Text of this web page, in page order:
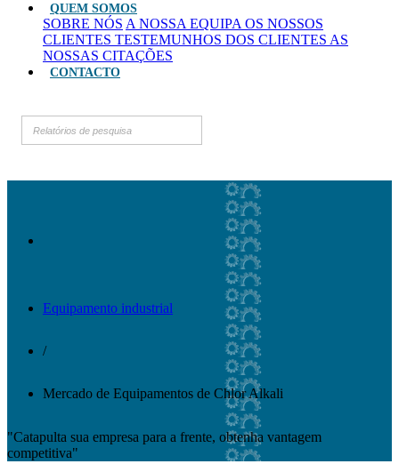
QUEM SOMOS
SOBRE NÓS A NOSSA EQUIPA OS NOSSOS
CLIENTES TESTEMUNHOS DOS CLIENTES AS
NOSSAS CITAÇÕES
CONTACTO
Equipamento industrial
/
Mercado de Equipamentos de Chlor Alkali
"Catapulta sua empresa para a frente, obtenha vantagem
competitiva"